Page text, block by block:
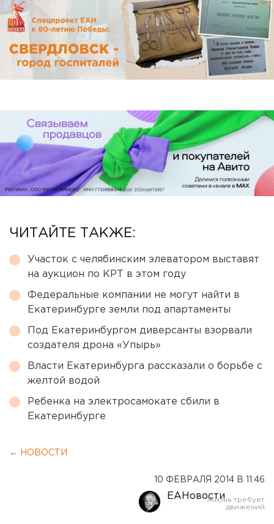
ЧИТАЙТЕ ТАКЖЕ:
Участок с челябинским элеватором выставят
на аукцион по КРТ в этом году
Федеральные компании не могут найти в
Екатеринбурге земли под апартаменты
Под Екатеринбургом диверсанты взорвали
создателя дрона «Упырь»
Власти Екатеринбурга рассказали о борьбе с
желтой водой
Ребенка на электросамокате сбили в
Екатеринбурге
← НОВОСТИ
10 ФЕВРАЛЯ 2014 В 11:46
ЕАНовости